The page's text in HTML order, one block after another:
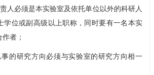
人必须是本实验室及依托单位以外的科研人
学位或副高级以上职称，同时要有一名本实
者；
的研究方向必须与实验室的研究方向相一